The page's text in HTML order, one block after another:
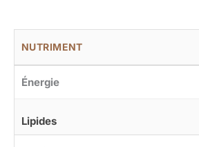
NUTRIMENT
Énergie
Lipides